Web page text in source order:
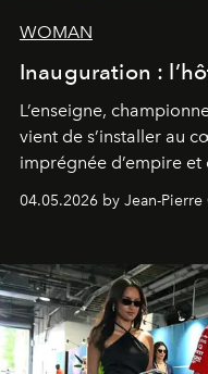
WOMAN
Inauguration :
L’enseigne,
vient de s’installer au
imprégnée d’empire
04.05.2026 by Jean-Pierre